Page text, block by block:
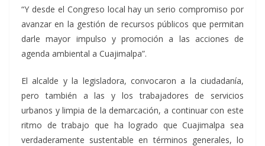
“Y desde el Congreso local hay un serio compromiso por
avanzar en la gestión de recursos públicos que permitan
darle mayor impulso y promoción a las acciones de
agenda ambiental a Cuajimalpa”.
El alcalde y la legisladora, convocaron a la ciudadanía,
pero también a las y los trabajadores de servicios
urbanos y limpia de la demarcación, a continuar con este
ritmo de trabajo que ha logrado que Cuajimalpa sea
verdaderamente sustentable en términos generales, lo